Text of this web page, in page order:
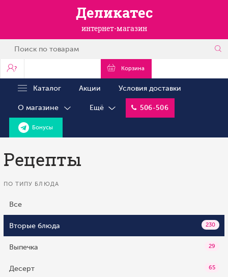
Деликатес
интернет-магазин
? Корзина
Каталог Акции Условия доставки
О магазине Ещё 506-506
Бонусы
Рецепты
ПО ТИПУ БЛЮДА
Все
Вторые блюда 230
Выпечка 29
Десерт 65